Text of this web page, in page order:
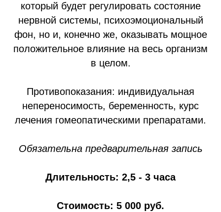
который будет регулировать состояние
нервной системы, психоэмоциональный
фон, но и, конечно же, оказывать мощное
положительное влияние на весь организм
в целом.
Противопоказания: индивидуальная
непереносимость, беременность, курс
лечения гомеопатическими препаратами.
Обязательна предварительная запись
Длительность: 2,5 - 3 часа
Стоимость: 5 000 руб.